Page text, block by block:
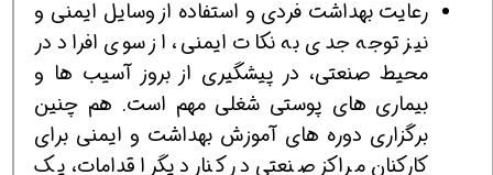
رعایت بهداشت فردی و استفاده از وسایل ایمنی و
نیز توجه جدی به نکات ایمنی، از سوی افراد در
محیط صنعتی، در پیشگیری از بروز آسیب ها و
بیماری های پوستی شغلی مهم است. هم چنین
برگزاری دوره های آموزش بهداشت و ایمنی برای
کارکنان مراکز صنعتی در کنار دیگر اقدامات، یک